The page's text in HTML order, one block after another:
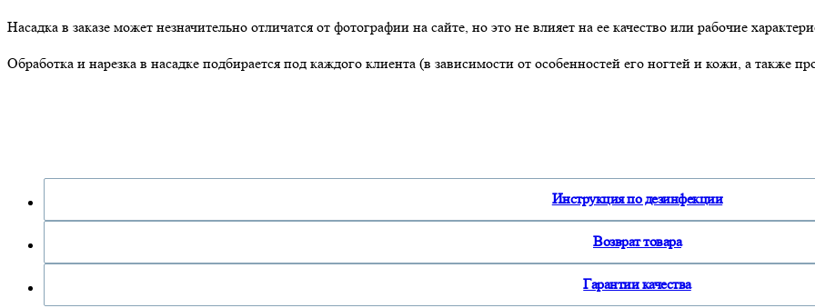
Насадка в заказе может незначительно отличатся от фотографии на сайте, но это не влияет на ее качество или рабочие
Обработка и нарезка в насадке подбирается под каждого клиента (в зависимости от особенностей его ногтей и кожи, а также
Инструкция по дезинфекции
Возврат товара
Гарантии качества